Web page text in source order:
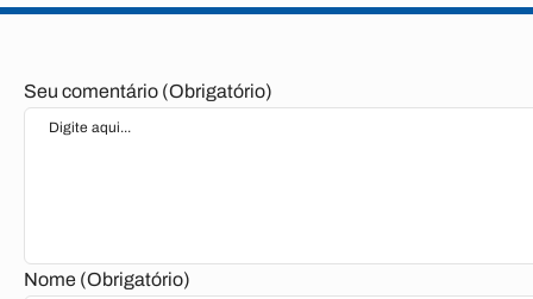
Seu comentário (Obrigatório)
Nome (Obrigatório)